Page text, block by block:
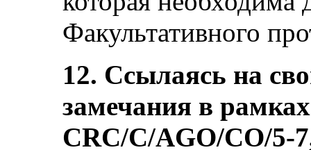
Факультативного
12. Ссылаясь на
замечания в
CRC/C/AGO/CO/5-